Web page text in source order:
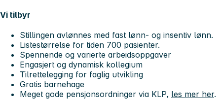
Vi tilbyr
Stillingen avlønnes med fast lønn- og insentiv lønn.
Listestørrelse for tiden 700 pasienter.
Spennende og varierte arbeidsoppgaver
Engasjert og dynamisk kollegium
Tilrettelegging for faglig utvikling
Gratis barnehage
Meget gode pensjonsordninger via KLP, les mer her.